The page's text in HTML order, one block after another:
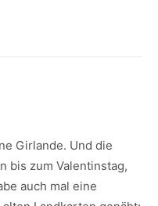
Girlande. Und die
bis zum Valentinstag,
auch mal eine